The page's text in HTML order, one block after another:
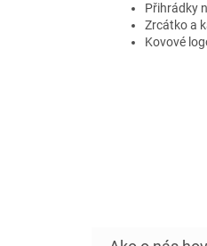
Přihrádky
Zrcátko a
Kovové